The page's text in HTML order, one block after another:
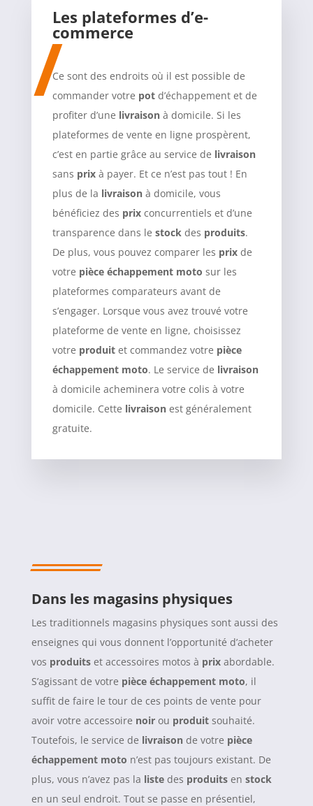
Les plateformes d’e-
commerce
Ce sont des endroits où il est possible de
commander votre potd’échappement et de
profiter d’une livraisonà domicile. Si les
plateformes de vente en ligne prospèrent,
c’est en partie grâce au service de livraison
sans prixà payer. Et ce n’est pas tout ! En
plus de la livraisonà domicile, vous
bénéficiez des prixconcurrentiels et d’une
transparence dans le stock des produits.
De plus, vous pouvez comparer les prixde
votre pièce échappement moto sur les
plateformes comparateurs avant de
s’engager. Lorsque vous avez trouvé votre
plateforme de vente en ligne, choisissez
votre produitet commandez votre pièce
échappement moto. Le service de livraison
à domicile acheminera votre colis à votre
domicile. Cette livraisonest généralement
gratuite.
Dans les magasins physiques
Les traditionnels magasins physiques sont aussi des
enseignes qui vous donnent l’opportunité d’acheter
vos produitset accessoires motos à prixabordable.
S’agissant de votre pièce échappement moto, il
suffit de faire le tour de ces points de vente pour
avoir votre accessoire noirou produitsouhaité.
Toutefois, le service de livraison de votre pièce
échappement moto n’est pas toujours existant. De
plus, vous n’avez pas la listedes produitsen stock
en un seul endroit. Tout se passe en présentiel,